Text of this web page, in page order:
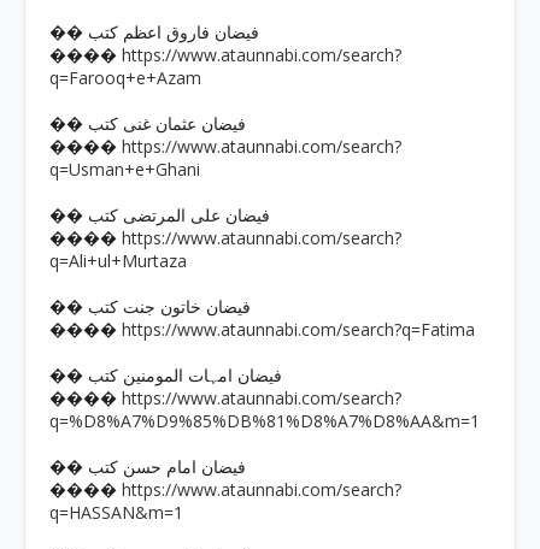
�� فیضان فاروق اعظم کتب
���� https://www.ataunnabi.com/search?
q=Farooq+e+Azam
�� فیضان عثمان غنی کتب
���� https://www.ataunnabi.com/search?
q=Usman+e+Ghani
�� فیضان علی المرتضی کتب
���� https://www.ataunnabi.com/search?
q=Ali+ul+Murtaza
�� فیضان خاتون جنت کتب
���� https://www.ataunnabi.com/search?q=Fatima
�� فیضان امہات المومنین کتب
���� https://www.ataunnabi.com/search?
q=%D8%A7%D9%85%DB%81%D8%A7%D8%AA&m=1
�� فیضان امام حسن کتب
���� https://www.ataunnabi.com/search?
q=HASSAN&m=1